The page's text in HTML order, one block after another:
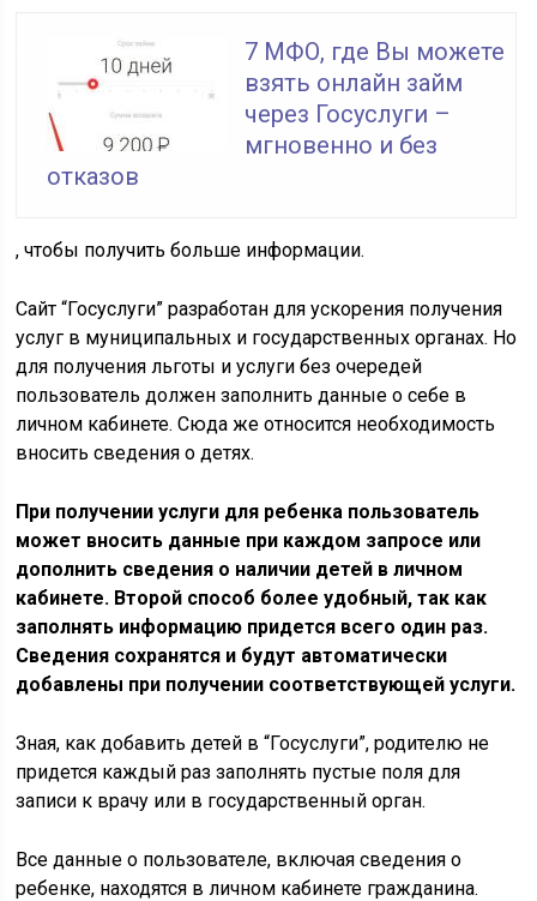
7 МФО, где Вы можете
взять онлайн займ
через Госуслуги –
мгновенно и без
отказов
, чтобы получить больше информации.
Сайт “Госуслуги” разработан для ускорения получения
услуг в муниципальных и государственных органах. Но
для получения льготы и услуги без очередей
пользователь должен заполнить данные о себе в
личном кабинете. Сюда же относится необходимость
вносить сведения о детях.
При получении услуги для ребенка пользователь
может вносить данные при каждом запросе или
дополнить сведения о наличии детей в личном
кабинете. Второй способ более удобный, так как
заполнять информацию придется всего один раз.
Сведения сохранятся и будут автоматически
добавлены при получении соответствующей услуги.
Зная, как добавить детей в “Госуслуги”, родителю не
придется каждый раз заполнять пустые поля для
записи к врачу или в государственный орган.
Все данные о пользователе, включая сведения о
ребенке, находятся в личном кабинете гражданина.